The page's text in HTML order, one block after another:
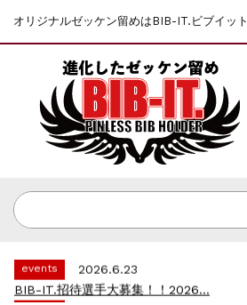
オリジナルゼッケン留めはBIB-IT.ビブイット
events
2025.10.1
第46回 丹波篠山ABCマラソン...
上尾シティハーフマラソン2026 記念T...
events
2026.6.23
events
2026.3.26
BIB-IT.のZERO WASTE...